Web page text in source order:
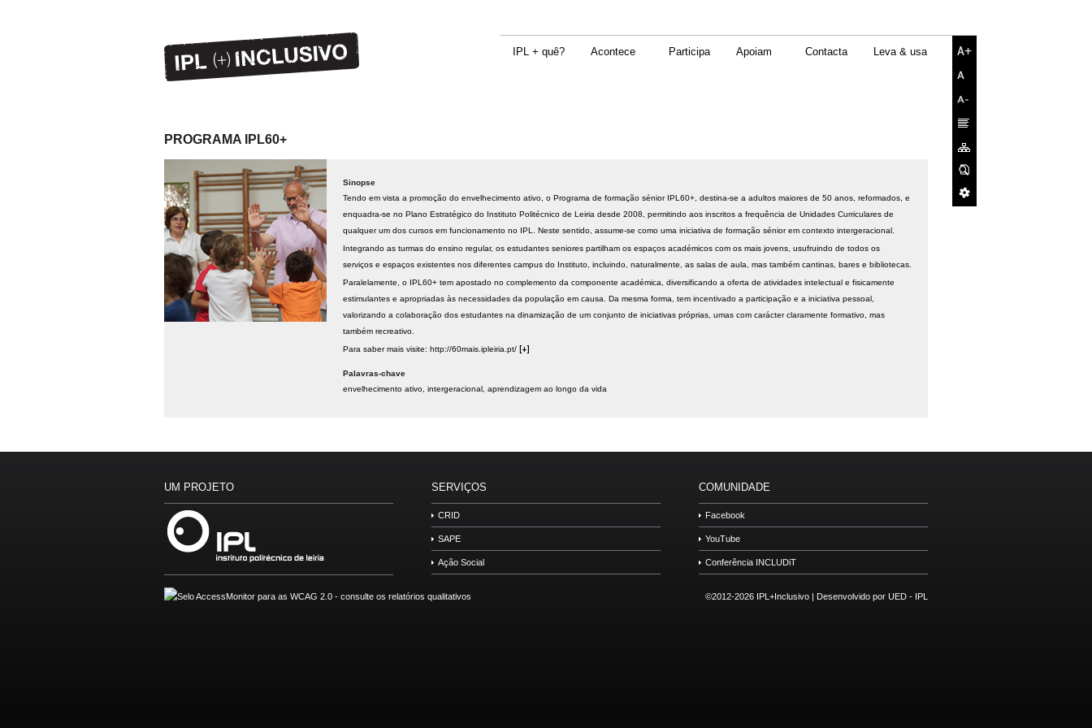
IPL + quê? Acontece Participa Apoiam Contacta Leva & usa
PROGRAMA IPL60+
Sinopse
Tendo em vista a promoção do envelhecimento ativo, o Programa de formação sénior IPL60+, destina-se a adultos maiores de 50 anos, reformados, e
enquadra-se no Plano Estratégico do Instituto Politécnico de Leiria desde 2008, permitindo aos inscritos a frequência de Unidades Curriculares de
qualquer um dos cursos em funcionamento no IPL. Neste sentido, assume-se como uma iniciativa de formação sénior em contexto intergeracional.
Integrando as turmas do ensino regular, os estudantes seniores partilham os espaços académicos com os mais jovens, usufruindo de todos os
serviços e espaços existentes nos diferentes campus do Instituto, incluindo, naturalmente, as salas de aula, mas também cantinas, bares e bibliotecas.
Paralelamente, o IPL60+ tem apostado no complemento da componente académica, diversificando a oferta de atividades intelectual e fisicamente
estimulantes e apropriadas às necessidades da população em causa. Da mesma forma, tem incentivado a participação e a iniciativa pessoal,
valorizando a colaboração dos estudantes na dinamização de um conjunto de iniciativas próprias, umas com carácter claramente formativo, mas
também recreativo.
Para saber mais visite: http://60mais.ipleiria.pt/ [+]
Palavras-chave
envelhecimento ativo intergeracional aprendizagem ao longo da vida
UM PROJETO SERVIÇOS
CRID
SAPE
Ação Social
COMUNIDADE
Facebook
YouTube
Conferência INCLUDiT
©2012-2026 IPL+Inclusivo | Desenvolvido por UED - IPL